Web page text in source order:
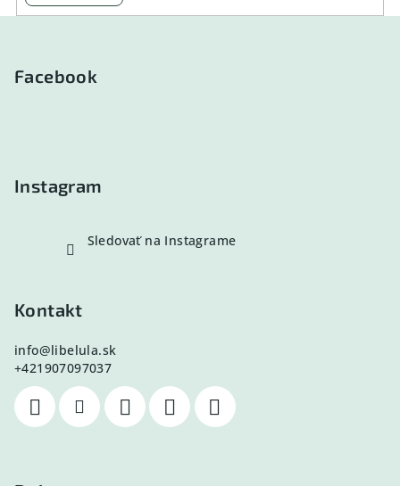
Facebook
Instagram
Sledovať na Instagrame
Kontakt
info@libelula.sk
+421907097037